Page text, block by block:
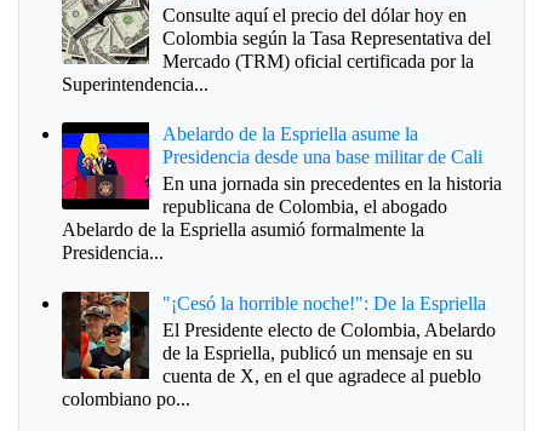
Consulte aquí el precio del dólar hoy en
Colombia según la Tasa Representativa del
Mercado (TRM) oficial certificada por la
Superintendencia...
Abelardo de la Espriella asume la
Presidencia desde una base militar de Cali
En una jornada sin precedentes en la historia
republicana de Colombia, el abogado
Abelardo de la Espriella asumió formalmente la
Presidencia...
"¡Cesó la horrible noche!": De la Espriella
El Presidente electo de Colombia, Abelardo
de la Espriella, publicó un mensaje en su
cuenta de X, en el que agradece al pueblo
colombiano po...